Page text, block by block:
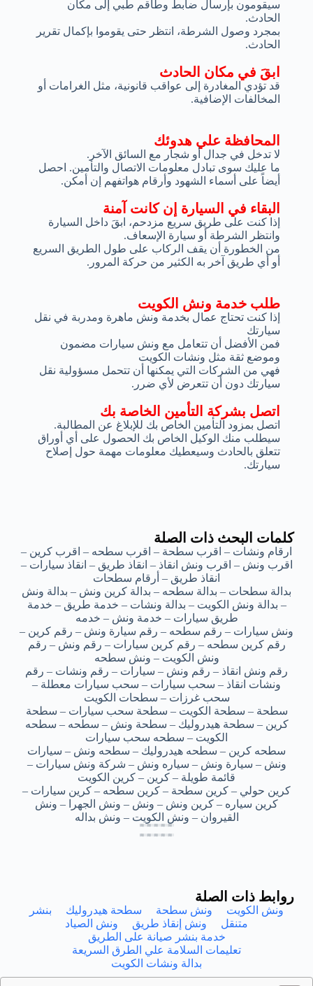
ابقَ في مكان الحادث
قد تؤدي المغادرة إلى عواقب قانونية، مثل الغرامات أو
المخالفات الإضافية.
سيقومون بإرسال ضابط وطاقم طبي إلى مكان
الحادث.
بمجرد وصول الشرطة، انتظر حتى يقوموا بإكمال تقرير
الحادث.
البقاء في السيارة إن كانت آمنة
إذا كنت على طريق سريع مزدحم، ابقَ داخل السيارة
وانتظر الشرطة أو سيارة الإسعاف.
من الخطورة أن يقف الركاب على طول الطريق السريع
أو أي طريق آخر به الكثير من حركة المرور.
المحافظة علي هدوئك
لا تدخل في جدال أو شجار مع السائق الآخر.
ما عليك سوى تبادل معلومات الاتصال والتأمين. احصل
أيضاً على أسماء الشهود وأرقام هواتفهم إن أمكن.
اتصل بشركة التأمين الخاصة بك
اتصل بمزود التأمين الخاص بك للإبلاغ عن المطالبة.
سيطلب منك الوكيل الخاص بك الحصول على أي أوراق
تتعلق بالحادث وسيعطيك معلومات مهمة حول إصلاح
سيارتك.
طلب خدمة ونش الكويت
إذا كنت تحتاج عمال بخدمة ونش ماهرة ومدربة في نقل
سيارتك
فمن الأفضل أن تتعامل مع ونش سيارات مضمون
وموضع ثقة مثل ونشات الكويت
فهي من الشركات التي يمكنها أن تتحمل مسؤولية نقل
سيارتك دون أن تتعرض لأي ضرر.
كلمات البحث ذات الصلة
ارقام ونشات – اقرب سطحة – اقرب سطحه – اقرب كرين –
اقرب ونش – اقرب ونش انقاذ – انقاذ طريق – انقاذ سيارات –
انقاذ طريق – أرقام سطحات
بدالة سطحات – بدالة سطحه – بدالة كرين ونش – بدالة ونش
– بدالة ونش الكويت – بدالة ونشات – خدمة طريق – خدمة
طريق سيارات – خدمة ونش – خدمه
ونش سيارات – رقم سطحه – رقم سيارة ونش – رقم كرين –
رقم كرين سطحه – رقم كرين سيارات – رقم ونش – رقم
ونش الكويت – ونش سطحه
رقم ونش انقاذ – رقم ونش – سيارات – رقم ونشات – رقم
ونشات انقاذ – سحب سيارات – سحب سيارات معطلة –
سحب غرزات – سطحات الكويت
سطحة – سطحة الكويت – سطحة سحب سيارات – سطحة
كرين – سطحة هيدروليك – سطحة ونش – سطحه – سطحه
الكويت – سطحه سحب سيارات
سطحه كرين – سطحه هيدروليك – سطحه ونش – سيارات
ونش – سيارة ونش – سياره ونش – شركة ونش سيارات –
قائمة طويلة – كرين – كرين الكويت
كرين حولي – كرين سطحة – كرين سطحه – كرين سيارات –
كرين سياره – كرين ونش – ونش – ونش الجهرا – ونش
القيروان – ونش الكويت – ونش بداله
روابط ذات الصلة
ونش الكويت ونش سطحة سطحة هيدروليك
بنشر
متنقل
ونش إنقاذ طريق
ونش الصياد
خدمة بنشر صيانة على الطريق
تعليمات السلامة علي الطرق السريعة
بدالة ونشات الكويت